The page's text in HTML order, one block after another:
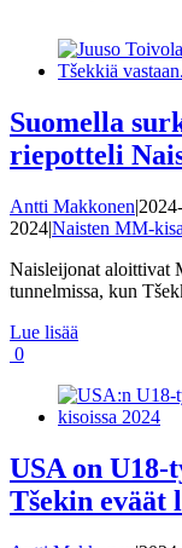
Suomella
riepotteli
Antti Makkonen|
2024|Naisten MM-
Naisleijonat aloittivat
tunnelmissa, kun
Lue lisää
0
USA on
Tšekin eväät